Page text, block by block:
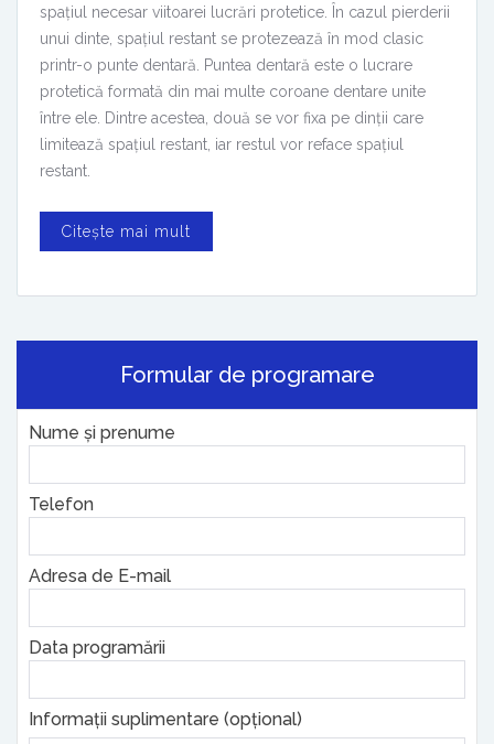
spațiul necesar viitoarei lucrări protetice. În cazul pierderii
unui dinte, spațiul restant se protezează în mod clasic
printr-o punte dentară. Puntea dentară este o lucrare
protetică formată din mai multe coroane dentare unite
între ele. Dintre acestea, două se vor fixa pe dinții care
limitează spațiul restant, iar restul vor reface spațiul
restant.
Citește mai mult
Formular de programare
Nume și prenume
Telefon
Adresa de E-mail
Data programării
Informații suplimentare (opțional)